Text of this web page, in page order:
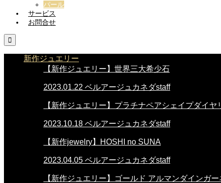
パール
サービス
お問合せ

新作ジュエリー
【新作ジュエリー】世界三大希少石
2023.01.22 ベルアージュカネダstaff
【新作ジュエリー】プラチナペアシェイプダイヤ
2023.10.18 ベルアージュカネダstaff
【新作jewelry】HOSHI no SUNA
2023.04.05 ベルアージュカネダstaff
【新作ジュエリー】ゴールド アルマンダインガ